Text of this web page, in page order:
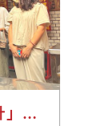
「地方照顧」與「社區設計」的再遇見｜新竹｜移地共學團